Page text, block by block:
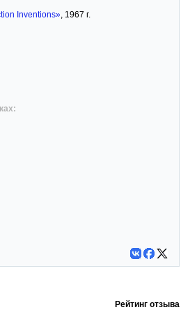
Inventions», 1967 г.
Рейтинг отзыва